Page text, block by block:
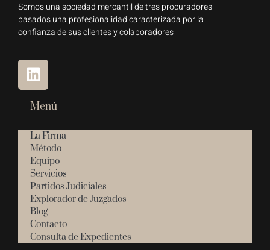
Somos una sociedad mercantil de tres procuradores
basados una profesionalidad caracterizada por la
confianza de sus clientes y colaboradores
Menú
La Firma
Método
Equipo
Servicios
Partidos Judiciales
Explorador de Juzgados
Blog
Contacto
Consulta de Expedientes